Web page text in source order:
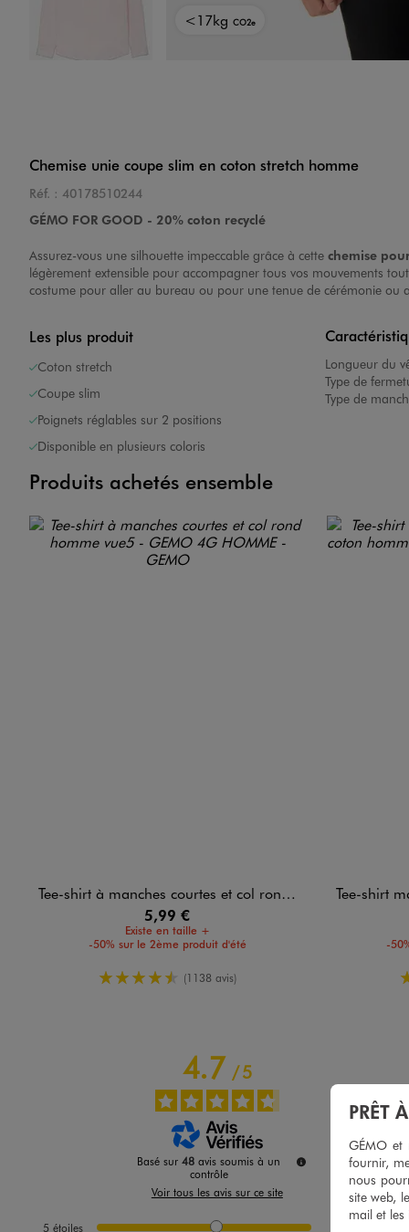
<17kg CO2e
Chemise unie coupe slim en coton stretch homme
Réf. : 40178510244
GÉMO FOR GOOD - 20% coton recyclé
Assurez-vous une silhouette impeccable grâce à cette chemise
légèrement extensible pour accompagner tous vos mouvements
costume pour aller au bureau ou pour une tenue de cérémonie ou
Les plus produit
Coton stretch
Coupe slim
Poignets réglables sur 2 positions
Disponible en plusieurs coloris
Longueur du
Type de
Type de
Produits achetés ensemble
Tee-shirt à manches courtes et col rond homme
5,99 €
Existe en taille +
-50% sur le 2ème produit d'été
4.5/5 de moyenne
(1138 avis)
Tee-shirt
-
4.7/5
Basé sur48 avis soumis à un
contrôle
Voir tous les avis sur ce site
5 étoiles
PRÊT
GÉMO et
fournir,
nous
site web,
mail et les